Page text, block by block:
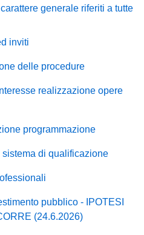
generale riferiti a tutte
inviti
delle procedure
realizzazione opere
programmazione
sistema di qualificazione
pubblico - IPOTESI
(24.6.2026)